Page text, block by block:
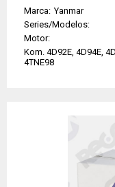
Marca: Yanmar
Series/Modelos:
Motor:
Kom. 4D92E, 4D94E,
4TNE98